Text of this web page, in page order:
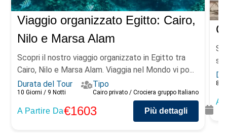
Viaggio organizzato Egitto: Cairo,
Nilo e Marsa Alam
Scopri il nostro viaggio organizzato in Egitto tra
Cairo, Nilo e Marsa Alam. Viaggia nel Mondo vi po...
Durata del Tour
10 Giorni / 9 Notti
Tipo
Cairo privato / Crociera gruppo Italiano
A Partire Da€1603 Più dettagli
8
A